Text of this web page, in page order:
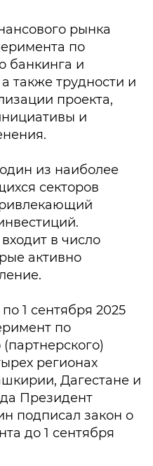
рынка
по
банкинга и
также трудности и
проекта,
и
из наиболее
секторов
в число
активно
1 сентября 2025
по
регионах
Дагестане и
Президент
подписал закон о
до 1 сентября